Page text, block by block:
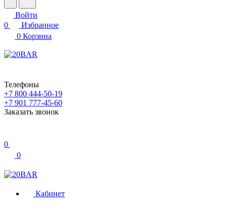
Войти
0
Избранное
0 Корзина
Телефоны
+7 800 444-50-19
+7 901 777-45-60
Заказать звонок
0
0
Кабинет